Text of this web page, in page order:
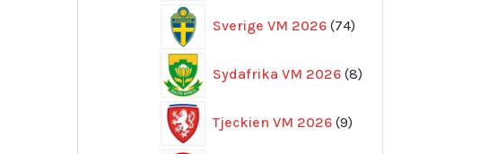
Sverige VM 2026 74
produkter
Sydafrika VM 2026 8
produkter
Tjeckien VM 2026 9
produkter